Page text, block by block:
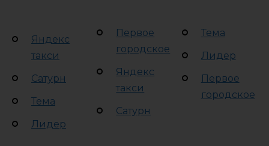
Яндекс
такси
Сатурн
Тема
Лидер
Первое
городское
Яндекс
такси
Сатурн
Тема
Лидер
Первое
городское